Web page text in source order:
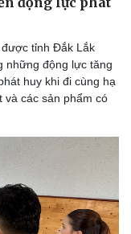
được tỉnh Đắk Lắk
những động lực tăng
huy khi đi cùng hạ
và các sản phẩm có